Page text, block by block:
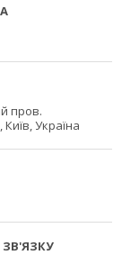
пров.
Україна